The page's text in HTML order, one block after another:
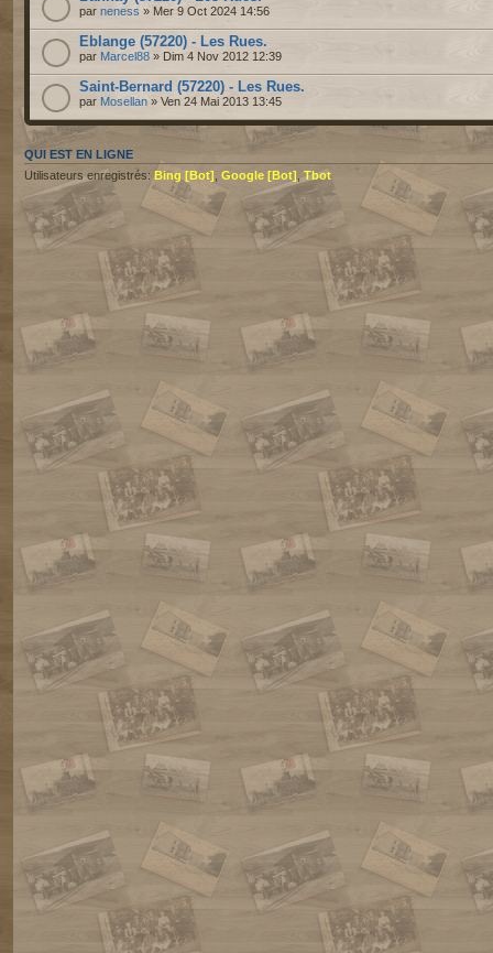
par neness » Mer 9 Oct 2024 14:56
Eblange (57220) - Les Rues.
par Marcel88 » Dim 4 Nov 2012 12:39
Saint-Bernard (57220) - Les Rues.
par Mosellan » Ven 24 Mai 2013 13:45
QUI EST EN LIGNE
Utilisateurs enregistrés:Bing [Bot] Google [Bot] ,Tbot